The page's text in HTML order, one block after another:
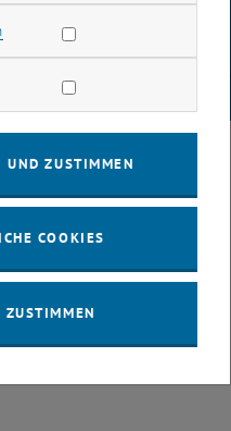
Statistik Cookies zulassen
Cookies zulassen
UND ZUSTIMMEN
COOKIES